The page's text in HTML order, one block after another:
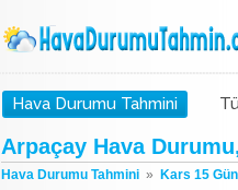
Hava Durumu Tahmini
Arpaçay Hava
Hava Durumu Tahmini » Kars 15